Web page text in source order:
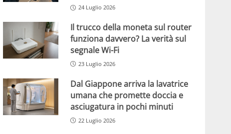
24 Luglio 2026
Il trucco della moneta sul router
funziona davvero? La verità sul
segnale Wi-Fi
23 Luglio 2026
Dal Giappone arriva la lavatrice
umana che promette doccia e
asciugatura in pochi minuti
22 Luglio 2026